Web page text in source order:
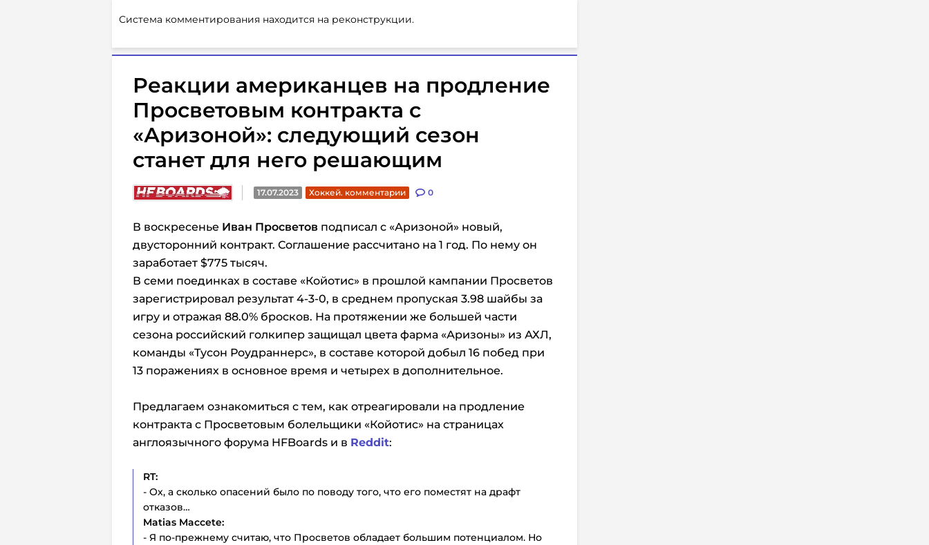
Система комментирования находится на реконструкции.
Реакции американцев на продление
Просветовым контракта с
«Аризоной»: следующий сезон
станет для него решающим
17.07.2023 Хоккей. комментарии 0
В воскресенье Иван Просветов подписал с «Аризоной» новый,
двусторонний контракт. Соглашение рассчитано на 1 год. По нему он
заработает $775 тысяч.
В семи поединках в составе «Койотис» в прошлой кампании Просветов
зарегистрировал результат 4-3-0, в среднем пропуская 3.98 шайбы за
игру и отражая 88.0% бросков. На протяжении же большей части
сезона российский голкипер защищал цвета фарма «Аризоны» из АХЛ,
команды «Тусон Роудраннерс», в составе которой добыл 16 побед при
13 поражениях в основное время и четырех в дополнительное.
Предлагаем ознакомиться с тем, как отреагировали на продление
контракта с Просветовым болельщики «Койотис» на страницах
англоязычного форума HFBoards и в Reddit:
RT:
- Ох, а сколько опасений было по поводу того, что его поместят на драфт
отказов…
Matias Maccete:
- Я по-прежнему считаю, что Просветов обладает большим потенциалом. Но